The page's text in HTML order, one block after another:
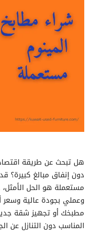
هل تبحث عن طريقة
دون إنفاق مبالغ كبيرة؟
مستعملة هو الحل
وعملي بجودة عالية
مطبخك أو تجهيز شقة
المناسب دون التنازل عن